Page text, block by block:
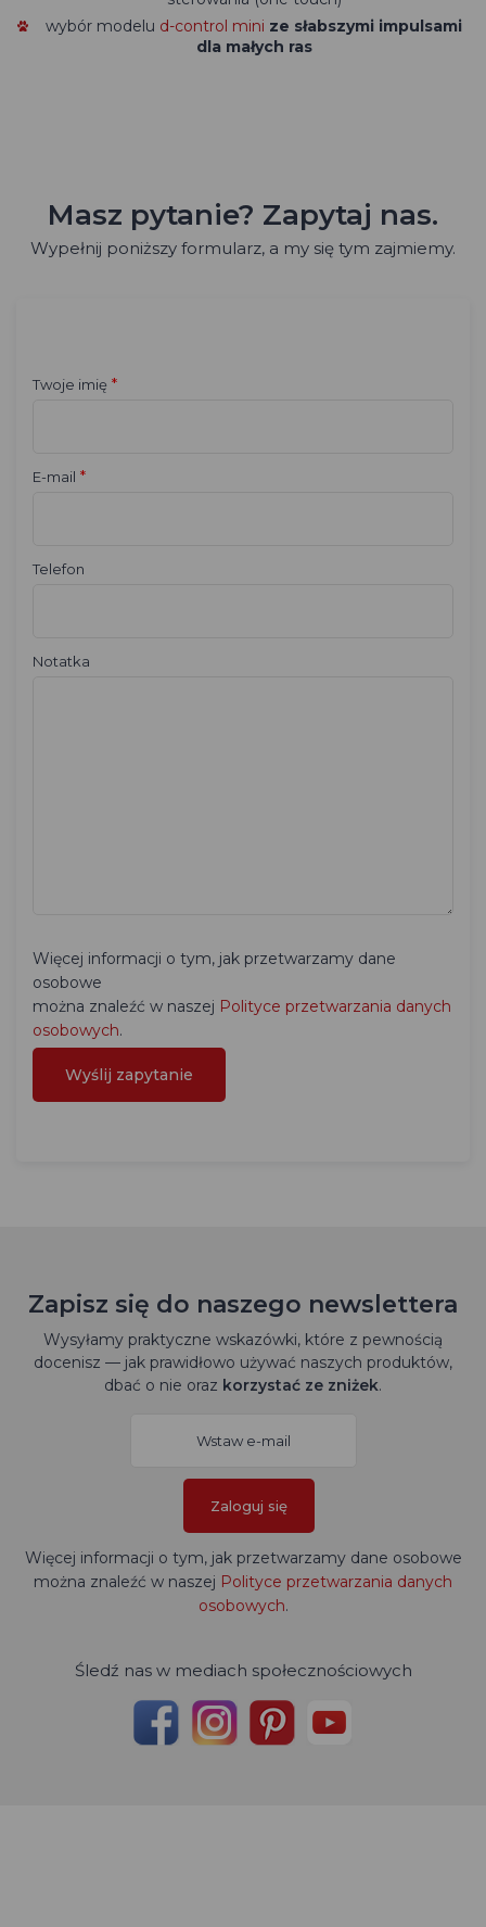
wybór modelu d-control mini ze słabszymi impulsami
dla małych ras
Masz pytanie? Zapytaj nas.
Wypełnij poniższy formularz, a my się tym zajmiemy.
Twoje imię *
E-mail *
Telefon
Notatka
Więcej informacji o tym, jak przetwarzamy dane
osobowe
można znaleźć w naszej Polityce przetwarzania danych
osobowych.
Zapisz się do naszego newslettera
Wysyłamy praktyczne wskazówki, które z pewnością
docenisz — jak prawidłowo używać naszych produktów,
dbać o nie oraz korzystać ze zniżek.
Zaloguj się
Więcej informacji o tym, jak przetwarzamy dane osobowe
można znaleźć w naszej Polityce przetwarzania danych
osobowych.
Śledź nas w mediach społecznościowych